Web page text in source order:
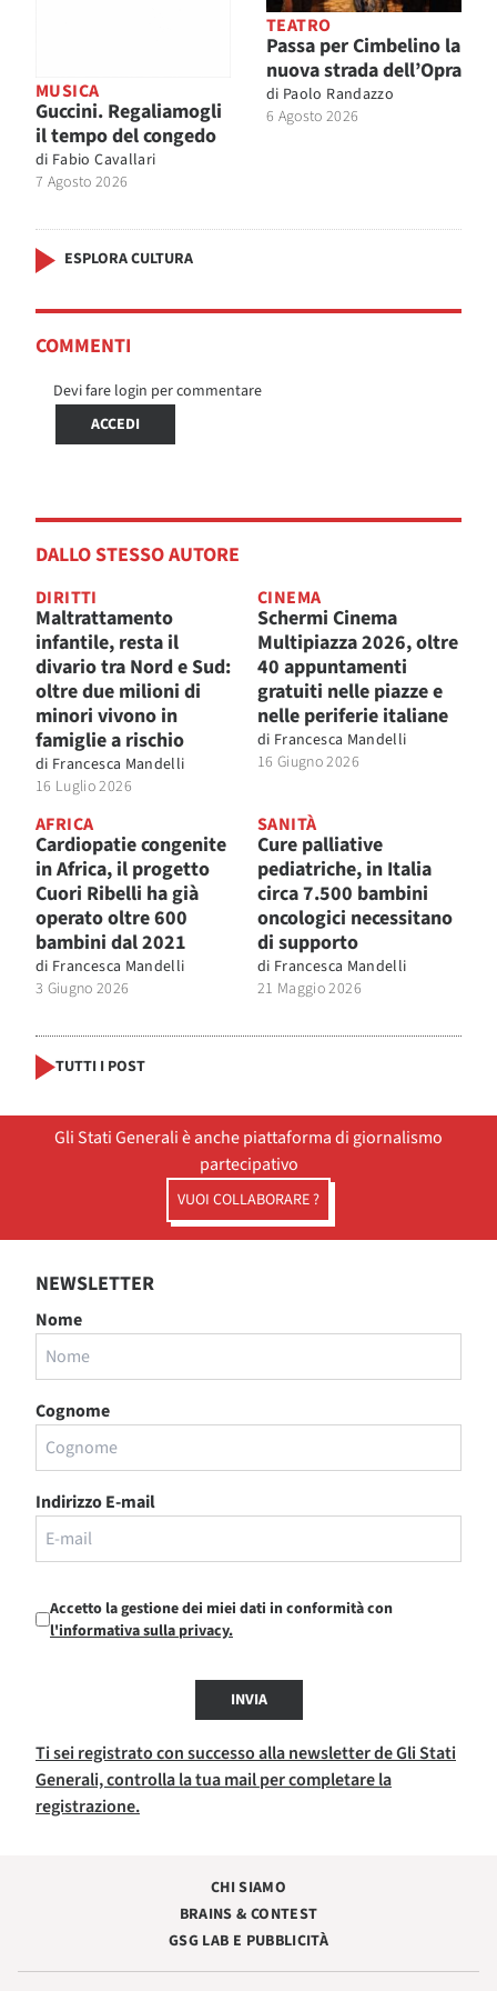
MUSICA
Guccini. Regaliamogli
il tempo del congedo
di Fabio Cavallari
7 Agosto 2026
TEATRO
Passa per Cimbelino la
nuova strada dell’Opra
di Paolo Randazzo
6 Agosto 2026
ESPLORA CULTURA
COMMENTI
Devi fare login per commentare
ACCEDI
DALLO STESSO AUTORE
DIRITTI
Maltrattamento
infantile, resta il
divario tra Nord e Sud:
oltre due milioni di
minori vivono in
famiglie a rischio
di Francesca Mandelli
16 Luglio 2026
CINEMA
Schermi Cinema
Multipiazza 2026, oltre
40 appuntamenti
gratuiti nelle piazze e
nelle periferie italiane
di Francesca Mandelli
16 Giugno 2026
AFRICA
Cardiopatie congenite
in Africa, il progetto
Cuori Ribelli ha già
operato oltre 600
bambini dal 2021
di Francesca Mandelli
3 Giugno 2026
SANITÀ
Cure palliative
pediatriche, in Italia
circa 7.500 bambini
oncologici necessitano
di supporto
di Francesca Mandelli
21 Maggio 2026
TUTTI I POST
Gli Stati Generali è anche piattaforma di giornalismo
partecipativo
VUOI COLLABORARE ?
NEWSLETTER
Nome
Cognome
Indirizzo E-mail
Accetto la gestione dei miei dati in conformità con
l'informativa sulla privacy.
INVIA
Ti sei registrato con successo alla newsletter de Gli Stati
Generali, controlla la tua mail per completare la
registrazione.
CHI SIAMO
BRAINS & CONTEST
GSG LAB E PUBBLICITÀ